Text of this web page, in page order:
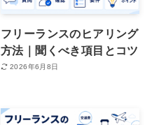
フリーランスのヒアリング
方法｜聞くべき項目とコツ
2026年6月8日